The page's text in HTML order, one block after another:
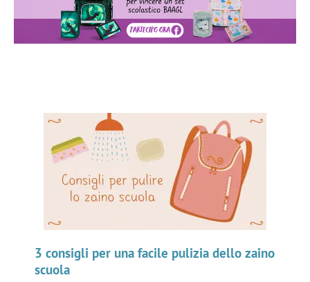
3 consigli per una facile pulizia dello zaino
scuola